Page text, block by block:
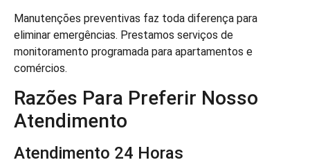
Manutenções preventivas faz toda diferença para
eliminar emergências. Prestamos serviços de
monitoramento programada para apartamentos e
comércios.
Razões Para Preferir Nosso
Atendimento
Atendimento 24 Horas